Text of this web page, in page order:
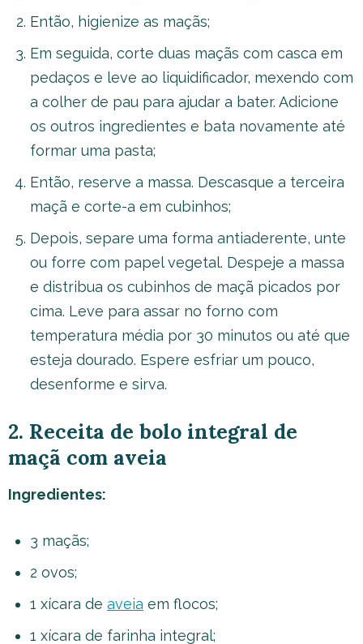
Então, higienize as maçãs;
Em seguida, corte duas maçãs com casca em
pedaços e leve ao liquidificador, mexendo com
a colher de pau para ajudar a bater. Adicione
os outros ingredientes e bata novamente até
formar uma pasta;
Então, reserve a massa. Descasque a terceira
maçã e corte-a em cubinhos;
Depois, separe uma forma antiaderente, unte
ou forre com papel vegetal. Despeje a massa
e distribua os cubinhos de maçã picados por
cima. Leve para assar no forno com
temperatura média por 30 minutos ou até que
esteja dourado. Espere esfriar um pouco,
desenforme e sirva.
2. Receita de bolo integral de
maçã com aveia
Ingredientes:
3 maçãs;
2 ovos;
1 xícara de aveia em flocos;
1 xícara de farinha integral;